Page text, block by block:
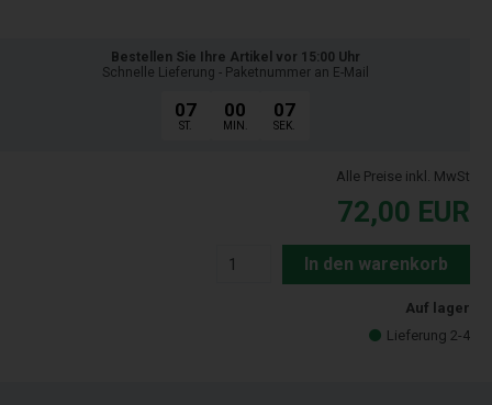
Bestellen Sie Ihre Artikel vor 15:00 Uhr
Schnelle Lieferung - Paketnummer an E-Mail
07
ST.
00
MIN.
06
SEK.
Alle Preise inkl. MwSt
72,00 EUR
In den warenkorb
Auf lager
Lieferung 2-4